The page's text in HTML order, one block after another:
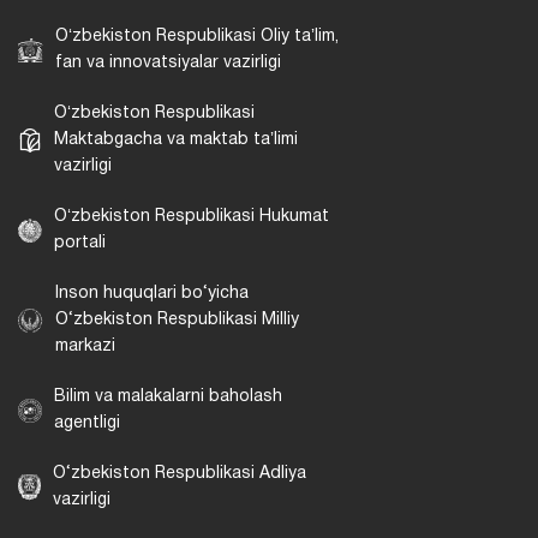
Oʻzbekiston Respublikasi Oliy taʼlim,
fan va innovatsiyalar vazirligi
Oʻzbekiston Respublikasi
Maktabgacha va maktab taʼlimi
vazirligi
Oʻzbekiston Respublikasi Hukumat
portali
Inson huquqlari bo‘yicha
O‘zbekiston Respublikasi Milliy
markazi
Bilim va malakalarni baholash
agentligi
O‘zbekiston Respublikasi Adliya
vazirligi